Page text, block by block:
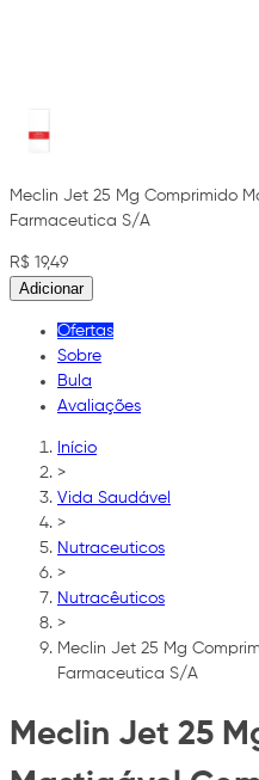
Meclin Jet 25 Mg Comprimido
Farmaceutica S/A
R$ 19,49
Adicionar
Ofertas
Sobre
Bula
Avaliações
Início
>
Vida Saudável
>
Nutraceuticos
>
Nutracêuticos
>
Meclin Jet 25 Mg
Farmaceutica S/A
Meclin Jet 25